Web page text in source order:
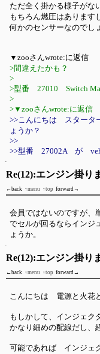
ただ全く掛かる様子がな
もちろん燃圧はあります
何かのセンサーなのでし
▼zooさんwrote:に返信
>間違えたかも？
>
>型番 27010 Switch
>
>▼zooさんwrote:に返信
>>こんにちは スタータ
ょうか？
>>
>>型番 27002A が
Re(12):エンジン掛り
←back ↑menu ↑top forward→
会員ではないのですが、
でセルが回るならインジ
ょうか。
Re(12):エンジン掛り
←back ↑menu ↑top forward→
こんにちは 電源と火花
もしかして、インジェ
かなり細めの配線だし、
可能であれば インジェ